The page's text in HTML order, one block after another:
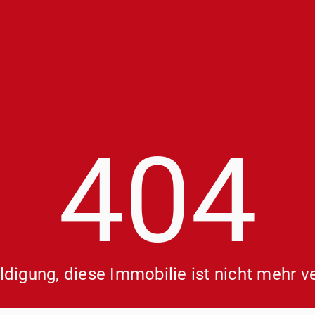
404
diese Immobilie ist nicht mehr